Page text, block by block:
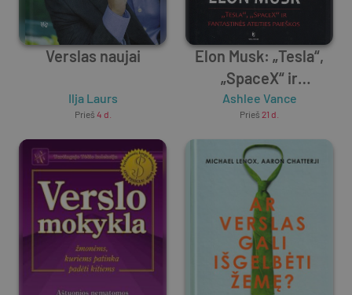
Verslas naujai
Ilja Laurs
Prieš 4 d.
Elon Musk: „Tesla“,
„SpaceX“ ir
fantastinės ateities
paieškos
Ashlee Vance
Prieš 21 d.